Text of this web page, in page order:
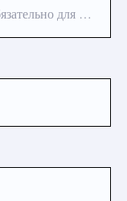
Ваш адрес электронной почты (необязательно для заполнения)